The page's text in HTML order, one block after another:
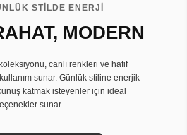
STİLDE ENERJİ
MODERN
canlı renkleri ve hafif
sunar. Günlük stiline enerjik
katmak isteyenler için ideal
sunar.